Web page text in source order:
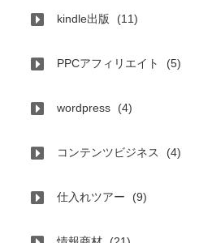
kindle出版 (11)
PPCアフィリエイト (5)
wordpress (4)
コンテンツビジネス (4)
仕入れツアー (9)